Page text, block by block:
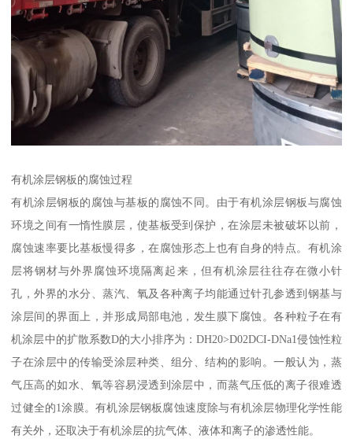
有机涂层钢板的腐蚀过程
有机涂层钢板的腐蚀与基板的腐蚀不同。由于有机涂层钢板与腐蚀
环境之间有一惰性膜层，使基板受到保护，在涂层未被破坏以前，
腐蚀速率要比基板慢得多，在腐蚀形态上也有自身的特点。有机涂
层将钢材与外界腐蚀环境隔离起来，但有机涂层往往存在微小针
孔，外界的水分、蒸汽、氧及各种离子均能通过针孔参透到钢基与
涂层间的界面上，并形成局部电池，发生膜下腐蚀。各种粒子在有
机涂层中的扩散系数D的大小排序为：DH20>D02DCI-DNa1侵蚀性粒
子在涂层中的传输受涂层种类、组分、结构的影响。一般认为，蒸
气压高的如水、氧等容易浸透到涂层中，而蒸气压低的离子很难透
过健全的1涂膜。有机涂层钢板腐蚀速度除与有机涂层物理化学性能
有关外，还取决于有机涂层的抗气体、液体和离子的渗透性能。